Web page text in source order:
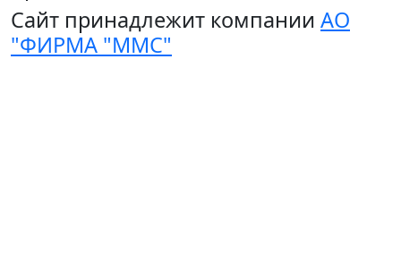
Сайт принадлежит компании АО
"ФИРМА "ММС"